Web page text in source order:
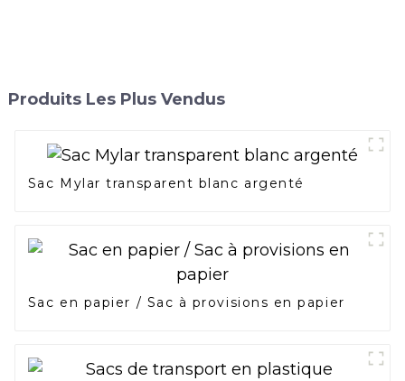
Produits Les Plus Vendus
Sac Mylar transparent blanc argenté
Sac en papier / Sac à provisions en papier